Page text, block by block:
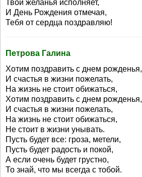
Твои желанья исполняет,
И День Рождения отмечая,
Тебя от сердца поздравляю!
Петрова Галина
Хотим поздравить с днем рожденья,
И счастья в жизни пожелать,
На жизнь не стоит обижаться,
Хотим поздравить с днем рожденья,
И счастья в жизни пожелать,
На жизнь не стоит обижаться,
Не стоит в жизни унывать.
Пусть будет все: гроза, метели,
Пусть будет радость и покой,
А если очень будет грустно,
То знай, что мы всегда с тобой.